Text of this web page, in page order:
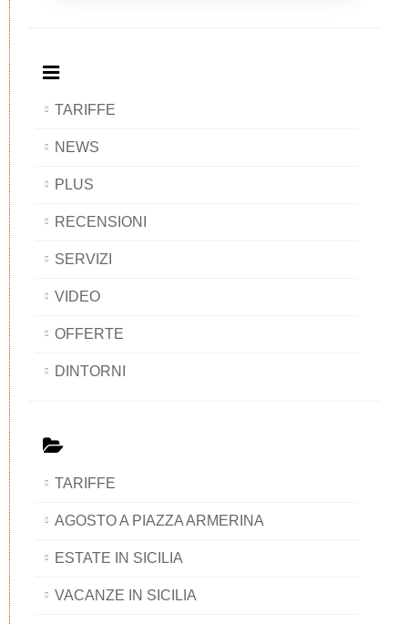
TARIFFE
NEWS
PLUS
RECENSIONI
SERVIZI
VIDEO
OFFERTE
DINTORNI
TARIFFE
AGOSTO A PIAZZA ARMERINA
ESTATE IN SICILIA
VACANZE IN SICILIA